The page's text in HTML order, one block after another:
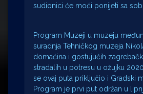
sudionici će moći ponijeti sa
Program Muzeji u muzeju
suradnja Tehničkog muzeja
domaćina i gostujućih
stradalih u potresu u ožujku
se ovaj puta priključio i Gradski
Program je prvi put održan u